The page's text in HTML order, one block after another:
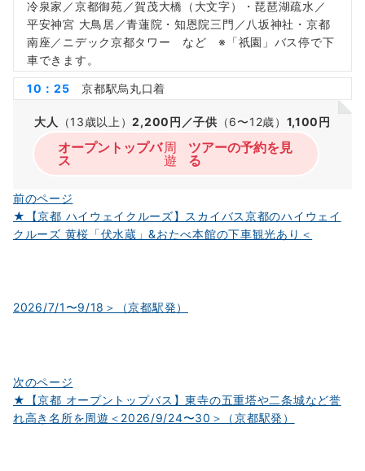
冷泉家／京都御苑／賀茂大橋（大文字）・琵琶湖疏水／
平安神宮 大鳥居／青蓮院・知恩院三門／八坂神社・京都
南座／ニデック京都タワー など ※「祇園」バス停で下
車できます。
10：25 京都駅烏丸口着
大人 （13歳以上）2,200円／子供 （6〜12歳） 1,100円
オープントップバ
ス
周
遊
ツアーの予約を見
る
投
稿
ー
ン
前のページ
★【京都 ハイウェイクルーズ】スカイバス京都のハイウェイ
クルーズ 黄桜「伏水蔵」&おたべ本館の下車観光あり＜
2026/7/1〜9/18＞（京都駅発）
次のページ
★【京都 オープントップバス】東寺の五重塔や二条城など誉
れ高き名所を周遊＜2026/9/24〜30＞（京都駅発）